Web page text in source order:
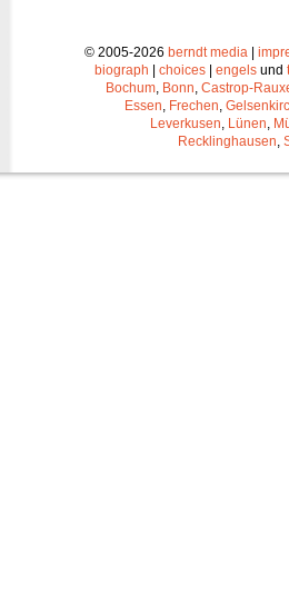
© 2005-2026 berndt media |
biograph | choices | engels und
Bochum Bonn Castrop-
Essen Frechen
Leverkusen Lünen
Recklinghausen